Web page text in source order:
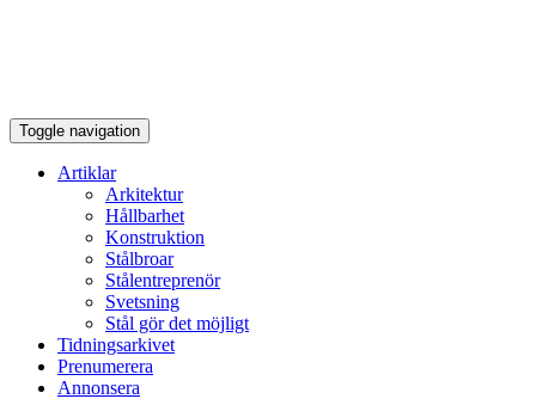
Toggle navigation
Artiklar
Arkitektur
Hållbarhet
Konstruktion
Stålbroar
Stålentreprenör
Svetsning
Stål gör det möjligt
Tidningsarkivet
Prenumerera
Annonsera